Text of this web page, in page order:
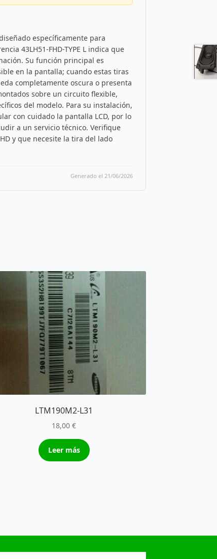
específicamente para
43LH51-FHD-TYPE L indica que
Su función principal es
en la pantalla; cuando estas tiras
completamente oscura o presenta
sobre un circuito flexible,
del modelo. Para su instalación,
con cuidado la pantalla LCD, por lo
a un servicio técnico. Verifique
y que necesite la tira del lado
Generado el 21/06/2026
LTM190M2-L31
18,00€
Leer más